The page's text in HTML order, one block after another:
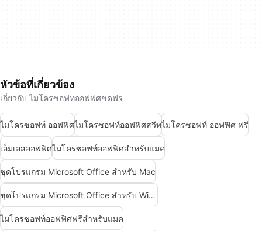
หัวข้อที่เกี่ยวข้อง
เกี่ยวกับ ไมโครซอฟทออฟฟศชดฟร
ไมโครซอฟท์ ออฟฟิศไมโครซอฟท์ออฟฟิศสวีทไมโครซอฟท์ ออฟฟิศ ฟรี
เอ็มเอสออฟฟิศไมโครซอฟท์ออฟฟิศสำหรับแมค
ชุดโปรแกรม Microsoft Office สำหรับ Mac
ชุดโปรแกรม Microsoft Office สำหรับ Windows
ไมโครซอฟท์ออฟฟิศฟรีสำหรับแมค